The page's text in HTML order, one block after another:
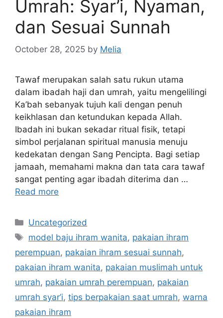
Umrah: Syar’i, Nyaman,
dan Sesuai Sunnah
October 28, 2025 by Melia
Tawaf merupakan salah satu rukun utama
dalam ibadah haji dan umrah, yaitu mengelilingi
Ka’bah sebanyak tujuh kali dengan penuh
keikhlasan dan ketundukan kepada Allah.
Ibadah ini bukan sekadar ritual fisik, tetapi
simbol perjalanan spiritual manusia menuju
kedekatan dengan Sang Pencipta. Bagi setiap
jamaah, memahami makna dan tata cara tawaf
sangat penting agar ibadah diterima dan …
Read more
Categories
Uncategorized
Tags
model baju ihram wanita, pakaian ihram
perempuan, pakaian ihram sesuai sunnah,
pakaian ihram wanita, pakaian muslimah untuk
umrah, pakaian umrah perempuan, pakaian
umrah syar’i, tips berpakaian saat umrah, warna
pakaian ihram